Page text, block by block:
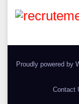
Proudly powered by
Contact